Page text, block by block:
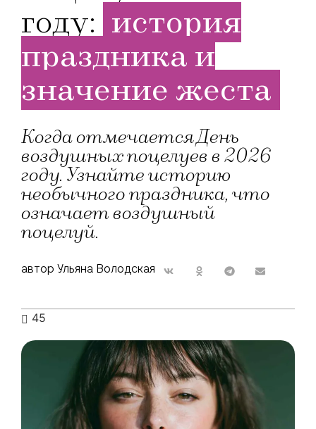
году: история
праздника и
значение жеста
Когда отмечается День
воздушных поцелуев в 2026
году. Узнайте историю
необычного праздника, что
означает воздушный
поцелуй.
автор Ульяна Володская
45